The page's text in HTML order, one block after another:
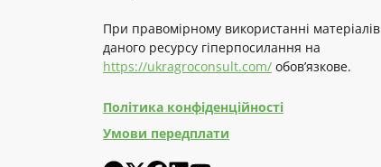
При правомірному використанні матеріалів
даного ресурсу гіперпосилання на
https://ukragroconsult.com/ обов’язкове.
Політика конфіденційності
Умови передплати